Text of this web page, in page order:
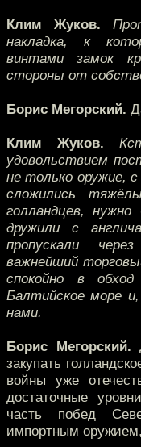
Клим Жуков.
накладка, к
винтами замок
стороны от
Борис Мегорский.
Клим Жуков.
удовольствием
не только оружие, с
сложились
голландцев,
дружили с
пропускали
важнейший
спокойно в
Балтийское море
нами.
Борис Мегорский.
закупать
войны уже
достаточные
часть побед
импортным